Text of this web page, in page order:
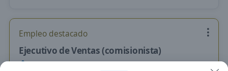
Empleo destacado
Ejecutivo de Ventas (comisionista)
People & Growth